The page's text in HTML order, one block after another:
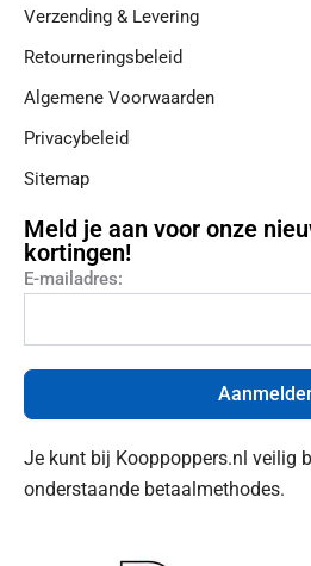
Verzending & Levering
Retourneringsbeleid
Algemene Voorwaarden
Privacybeleid
Sitemap
Meld je aan voor onze
kortingen!
E-mailadres:
Je kunt bij Kooppoppers.nl veilig
onderstaande betaalmethodes.